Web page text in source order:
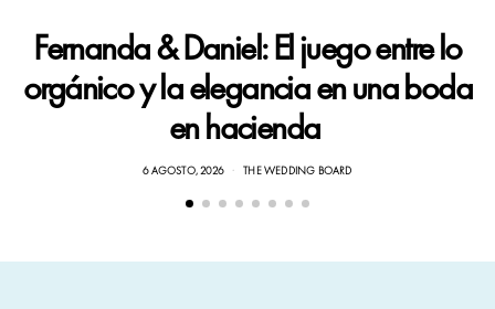
Fernanda & Daniel: El juego entre lo
orgánico y la elegancia en una boda
en hacienda
6 AGOSTO, 2026 THE WEDDING BOARD